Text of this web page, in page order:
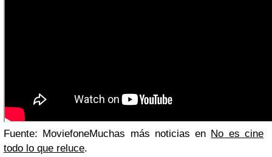
Fuente: MoviefoneMuchas más noticias en No es cine
todo lo que reluce.